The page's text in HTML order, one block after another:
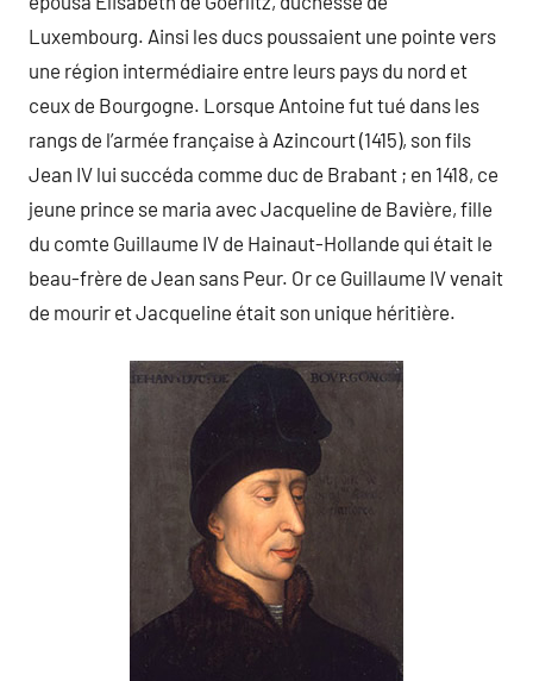
Luxembourg. Ainsi les ducs poussaient une pointe vers
une région intermédiaire entre leurs pays du nord et
ceux de Bourgogne. Lorsque Antoine fut tué dans les
rangs de l’armée française à Azincourt (1415), son fils
Jean IV lui succéda comme duc de Brabant ; en 1418, ce
jeune prince se maria avec Jacqueline de Bavière, fille
du comte Guillaume IV de Hainaut-Hollande qui était le
beau-frère de Jean sans Peur. Or ce Guillaume IV venait
de mourir et Jacqueline était son unique héritière.